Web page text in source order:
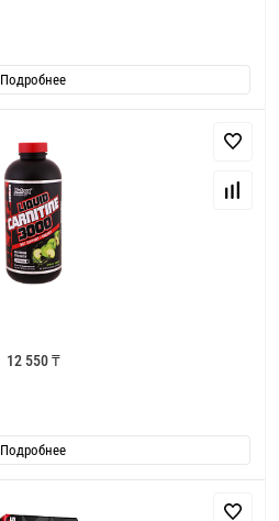
Подробнее
12 550 ₸
Подробнее